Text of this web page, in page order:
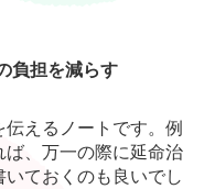
負担を減らす
えるノートです。例
ば、万一の際に延命治
ておくのも良いでし